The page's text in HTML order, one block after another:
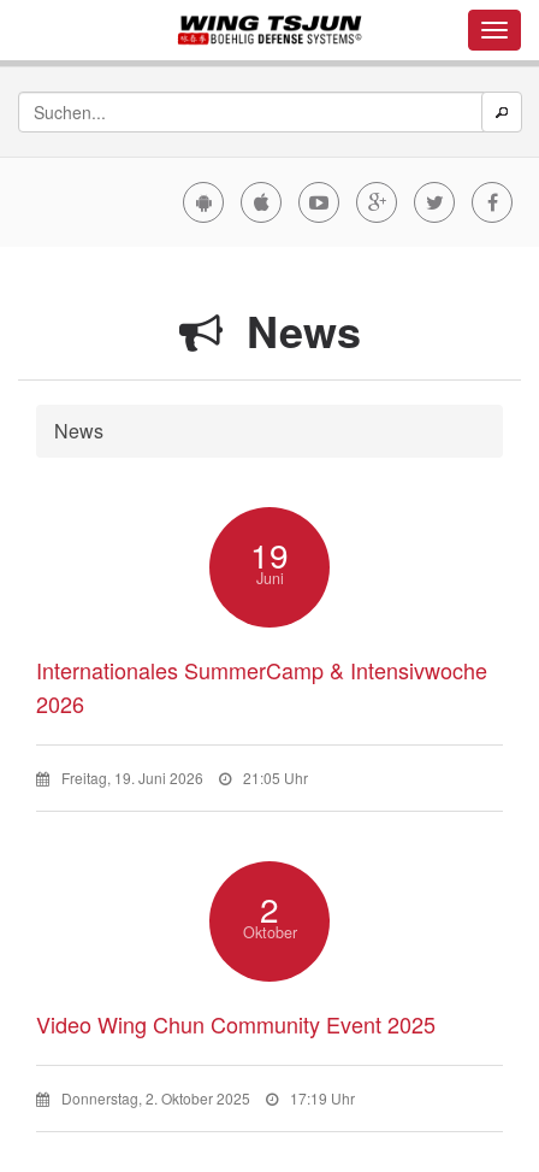
News
News
19
Juni
Internationales SummerCamp & Intensivwoche
2026
Freitag, 19. Juni 2026 21:05 Uhr
2
Oktober
Video Wing Chun Community Event 2025
Donnerstag, 2. Oktober 2025 17:19 Uhr